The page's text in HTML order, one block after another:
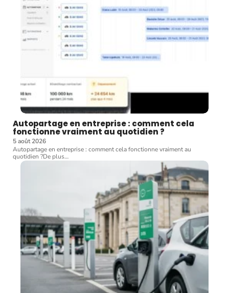
Autopartage en entreprise : comment cela
fonctionne vraiment au quotidien ?
5 août 2026
Autopartage en entreprise : comment cela fonctionne vraiment au
quotidien ?De plus…